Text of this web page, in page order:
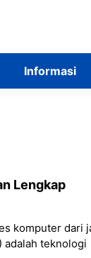
Informasi
Lengkap
komputer dari
adalah teknologi